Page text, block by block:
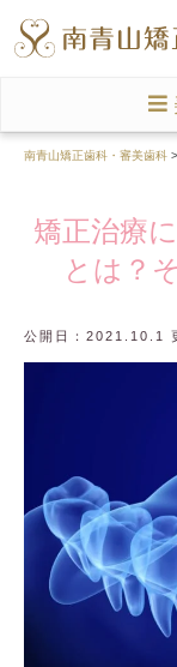
南青山矯正歯科・審美歯科 >
矯正治療
とは？
公開日：2021.10.1